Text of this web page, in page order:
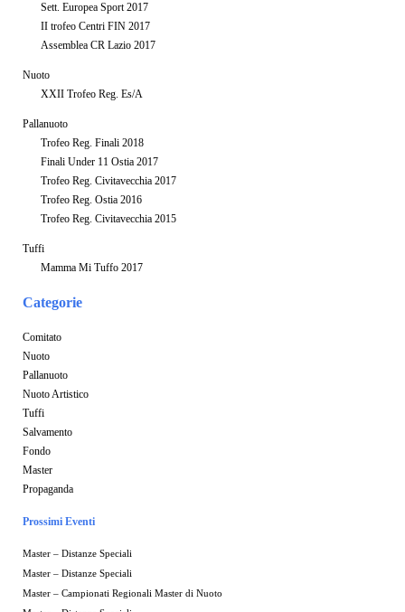
Sett. Europea Sport 2017
II trofeo Centri FIN 2017
Assemblea CR Lazio 2017
Nuoto
XXII Trofeo Reg. Es/A
Pallanuoto
Trofeo Reg. Finali 2018
Finali Under 11 Ostia 2017
Trofeo Reg. Civitavecchia 2017
Trofeo Reg. Ostia 2016
Trofeo Reg. Civitavecchia 2015
Tuffi
Mamma Mi Tuffo 2017
Categorie
Comitato
Nuoto
Pallanuoto
Nuoto Artistico
Tuffi
Salvamento
Fondo
Master
Propaganda
Prossimi Eventi
Master – Distanze Speciali
Master – Distanze Speciali
Master – Campionati Regionali Master di Nuoto